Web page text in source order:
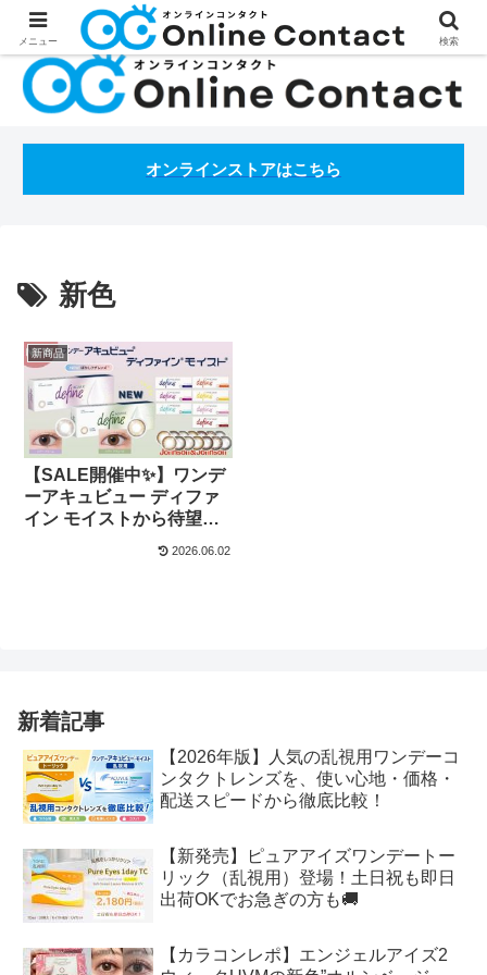
処方箋不要のコンタクトレンズ通販オンラインコンタクトBLOG
オンラインストアはこちら
新色
新商品
【SALE開催中✨】ワンデ
ーアキュビュー ディファ
イン モイストから待望の
2026.06.02
新着記事
【2026年版】人気の乱視用ワンデーコ
ンタクトレンズを、使い心地・価格・
配送スピードから徹底比較！
【新発売】ピュアアイズワンデートー
リック（乱視用）登場！土日祝も即日
出荷OKでお急ぎの方も🚚
【カラコンレポ】エンジェルアイズ2
メニュー 検索